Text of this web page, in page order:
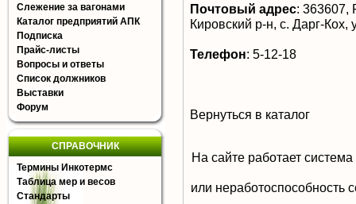
Слежение за вагонами
Каталог предприятий АПК
Подписка
Прайс-листы
Вопросы и ответы
Список должников
Выставки
Форум
СПРАВОЧНИК
Термины Инкотермс
Таблица мер и весов
Стандарты
Почтовый адрес: 363607,
Кировский р-н, с. Дарг-Кох,
Телефон: 5-12-18
Вернуться в каталог
На сайте работает
или неработоспособность